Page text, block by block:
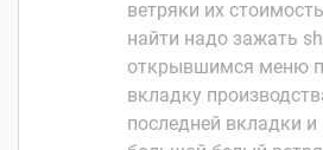
ветряки их
найти надо зажать
открывшимся меню
вкладку
последней вкладки